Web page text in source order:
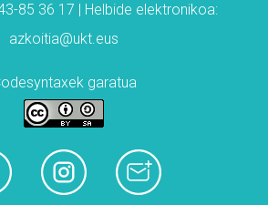
85 36 17 | Helbide elektronikoa:
azkoitia@ukt.eus
garatua